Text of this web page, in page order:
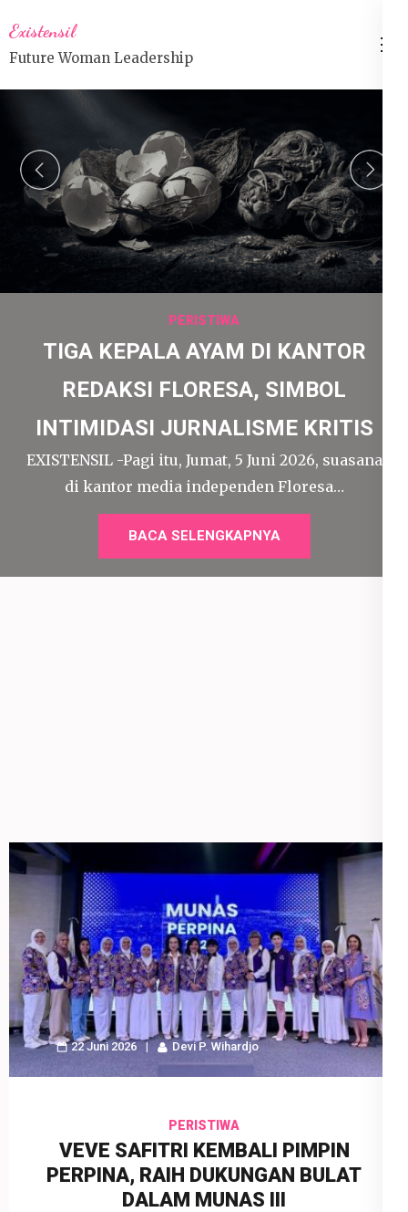
ke
konten
(Tekan
Existensil
Future Woman Leadership
PERISTIWA
TIGA KEPALA AYAM DI KANTOR
REDAKSI FLORESA, SIMBOL
INTIMIDASI JURNALISME KRITIS
EXISTENSIL -Pagi itu, Jumat, 5 Juni 2026, suasana
di kantor media independen Floresa…
BACA SELENGKAPNYA
prev
22 Juni 2026 Devi P. Wihardjo
PERISTIWA
VEVE SAFITRI KEMBALI PIMPIN
PERPINA, RAIH DUKUNGAN BULAT
DALAM MUNAS III